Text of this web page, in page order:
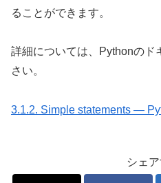
ることができます。
詳細については、Pythonのド
さい。
3.1.2. Simple statements —
シェ